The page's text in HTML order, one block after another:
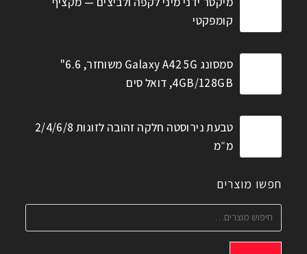
קומפקטי
סמסונג Galaxy A42 5G משוחזר, 6.6"
4GB/128GB, דואל סים
טבעת נירוסטה חלקה זהובה לזוגות 2/4/6/8
מ״מ
חפשו מוצרים